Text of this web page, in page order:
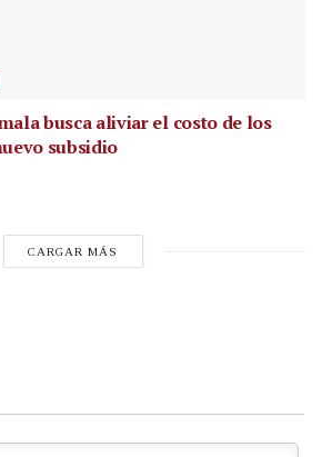
busca aliviar el costo de los
subsidio
CARGAR MÁS